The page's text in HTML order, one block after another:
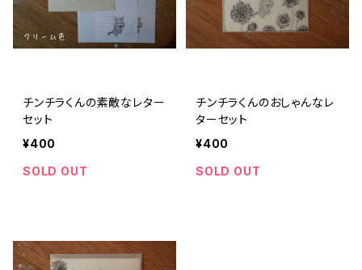
チンチラくんの素敵なレター
セット
¥400
SOLD OUT
チンチラくんのおしゃんなレ
ターセット
¥400
SOLD OUT